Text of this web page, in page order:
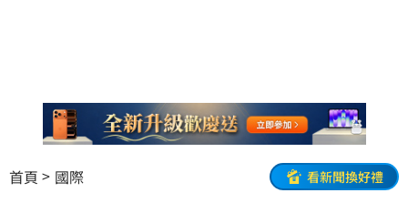
首頁 國際 看新聞換好禮